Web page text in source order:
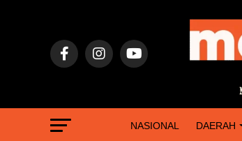
NASIONAL DAERAH